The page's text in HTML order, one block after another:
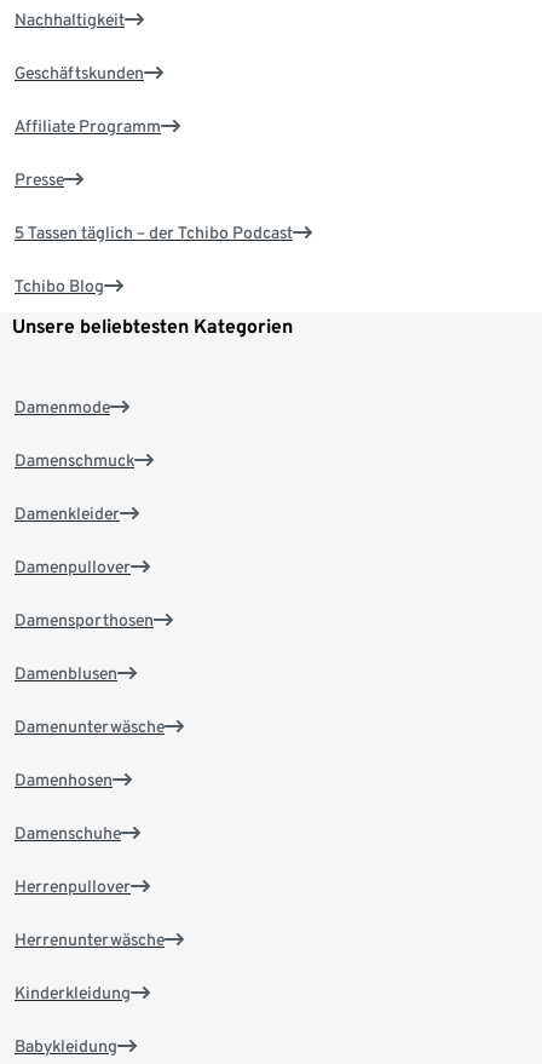
Nachhaltigkeit
Geschäftskunden
Affiliate Programm
Presse
5 Tassen täglich – der Tchibo Podcast
Tchibo Blog
Unsere beliebtesten Kategorien
Damenmode
Damenschmuck
Damenkleider
Damenpullover
Damensporthosen
Damenblusen
Damenunterwäsche
Damenhosen
Damenschuhe
Herrenpullover
Herrenunterwäsche
Kinderkleidung
Babykleidung